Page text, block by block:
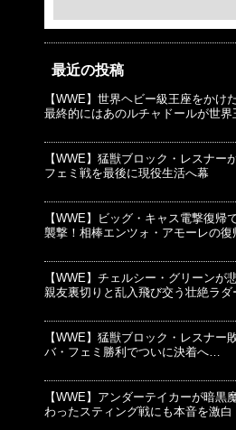
最近の投稿
【WWE】世界ヘビー級王座をかけ
最終的にはあのルチャドールが世界
【WWE】猛獣ブロック・レスナー
フェミ戦を最後に現役生活へ幕
【WWE】ビッグ・キャス電撃復帰
襲撃！相棒エンツォ・アモーレの復
【WWE】チェルシー・グリーンが
親友裏切りと乱入飛び交う壮絶ラダ
【WWE】猛獣ブロック・レスナー
バ・フェミ勝利でついに決着へ…
【WWE】アンダーテイカーが暗黒
わったスティング戦にも本音を激白
© プロレスJunkie ～WWE